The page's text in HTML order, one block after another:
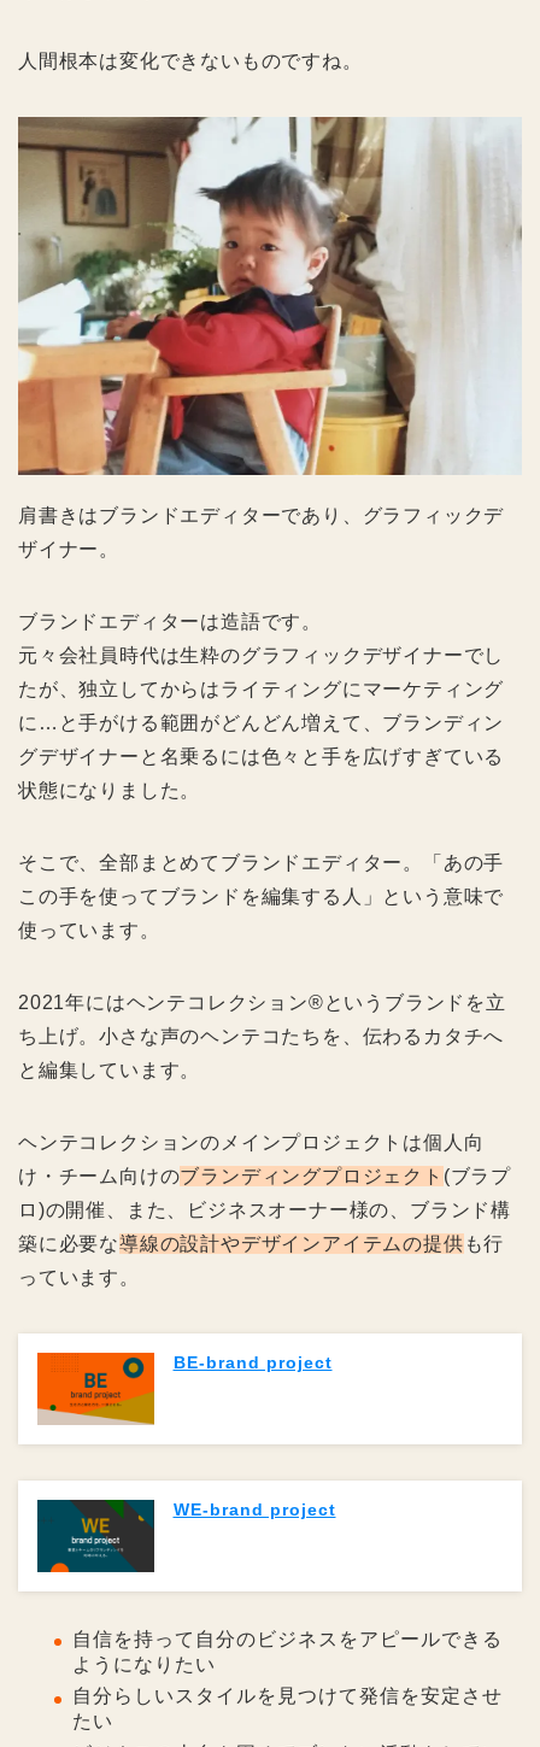
人間根本は変化できないものですね。
肩書きはブランドエディターであり、グラフィックデ
ザイナー。
ブランドエディターは造語です。
元々会社員時代は生粋のグラフィックデザイナーでし
たが、独立してからはライティングにマーケティング
に…と手がける範囲がどんどん増えて、ブランディン
グデザイナーと名乗るには色々と手を広げすぎている
状態になりました。
そこで、全部まとめてブランドエディター。「あの手
この手を使ってブランドを編集する人」という意味で
使っています。
2021年にはヘンテコレクション®️というブランドを立
ち上げ。小さな声のヘンテコたちを、伝わるカタチへ
と編集しています。
ヘンテコレクションのメインプロジェクトは個人向
け・チーム向けのブランディングプロジェクト (ブラプ
ロ)の開催、また、ビジネスオーナー様の、ブランド構
築に必要な導線の設計やデザインアイテムの提供 も行
っています。
BE-brand project
WE-brand project
自信を持って自分のビジネスをアピールできる
ようになりたい
自分らしいスタイルを見つけて発信を安定させ
たい